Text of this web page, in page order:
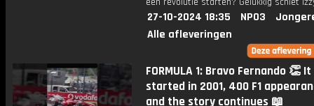
27-10-2024 18:35 NPO3
Alle afleveringen
FORMULA 1: Bravo Fernando 👏
started in 2001, 400 F1
and the story continues 📖